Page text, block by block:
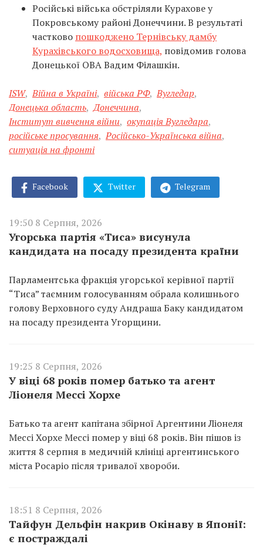
Російські війська обстріляли Курахове у
Покровському районі Донеччини. В результаті
частково пошкоджено Тернівську дамбу
Курахівського водосховища, повідомив голова
Донецької ОВА Вадим Філашкін.
ISW, Війна в Україні, війська РФ, Вугледар,
Донецька область, Донеччина,
Інститут вивчення війни, окупація Вугледара,
російське просування, Російсько-Українська війна,
ситуація на фронті
Facebook Twitter Telegram
19:50 8 Серпня, 2026
Угорська партія «Тиса» висунула
кандидата на посаду президента країни
Парламентська фракція угорської керівної партії
“Тиса” таємним голосуванням обрала колишнього
голову Верховного суду Андраша Баку кандидатом
на посаду президента Угорщини.
19:25 8 Серпня, 2026
У віці 68 років помер батько та агент
Ліонеля Мессі Хорхе
Батько та агент капітана збірної Аргентини Ліонеля
Мессі Хорхе Мессі помер у віці 68 років. Він пішов із
життя 8 серпня в медичній клініці аргентинського
міста Росаріо після тривалої хвороби.
18:51 8 Серпня, 2026
Тайфун Дельфін накрив Окінаву в Японії:
є постраждалі